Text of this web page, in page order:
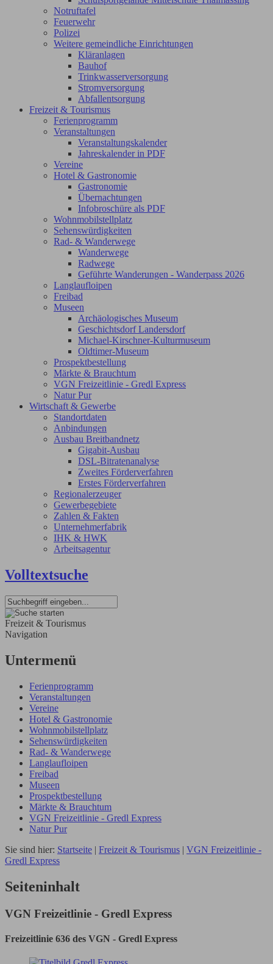
Notruftafel
Feuerwehr
Polizei
Weitere gemeindliche Einrichtungen
Kläranlagen
Bauhof
Trinkwasserversorgung
Stromversorgung
Abfallentsorgung
Freizeit & Tourismus
Ferienprogramm
Veranstaltungen
Veranstaltungskalender
Jahreskalender in PDF
Vereine
Hotel & Gastronomie
Gastronomie
Übernachtungen
Infobroschüre als PDF
Wohnmobilstellplatz
Sehenswürdigkeiten
Rad- & Wanderwege
Wanderwege
Radwege
Geführte Wanderungen - Wanderpass 2026
Langlaufloipen
Freibad
Museen
Archäologisches Museum
Geschichtsdorf Landersdorf
Michael-Kirschner-Kulturmuseum
Oldtimer-Museum
Prospektbestellung
Märkte & Brauchtum
VGN Freizeitlinie - Gredl Express
Natur Pur
Wirtschaft & Gewerbe
Standortdaten
Anbindungen
Ausbau Breitbandnetz
Gigabit-Ausbau
DSL-Bitratenanalyse
Zweites Förderverfahren
Erstes Förderverfahren
Regionalerzeuger
Gewerbegebiete
Zahlen & Fakten
Unternehmerfabrik
IHK & HWK
Arbeitsagentur
Volltextsuche
Freizeit & Tourismus
Navigation
Untermenü
Ferienprogramm
Veranstaltungen
Vereine
Hotel & Gastronomie
Wohnmobilstellplatz
Sehenswürdigkeiten
Rad- & Wanderwege
Langlaufloipen
Freibad
Museen
Prospektbestellung
Märkte & Brauchtum
VGN Freizeitlinie - Gredl Express
Natur Pur
Sie sind hier: Startseite | Freizeit & Tourismus | VGN Freizeitlinie -
Gredl Express
Seiteninhalt
VGN Freizeitlinie - Gredl Express
Freizeitlinie 636 des VGN - Gredl Express